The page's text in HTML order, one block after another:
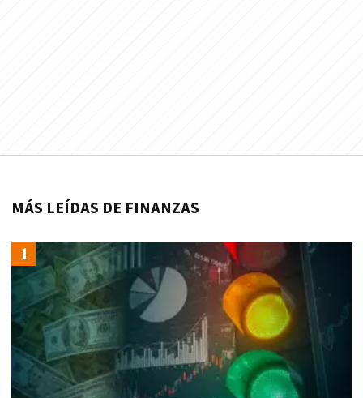
MÁS LEÍDAS DE FINANZAS